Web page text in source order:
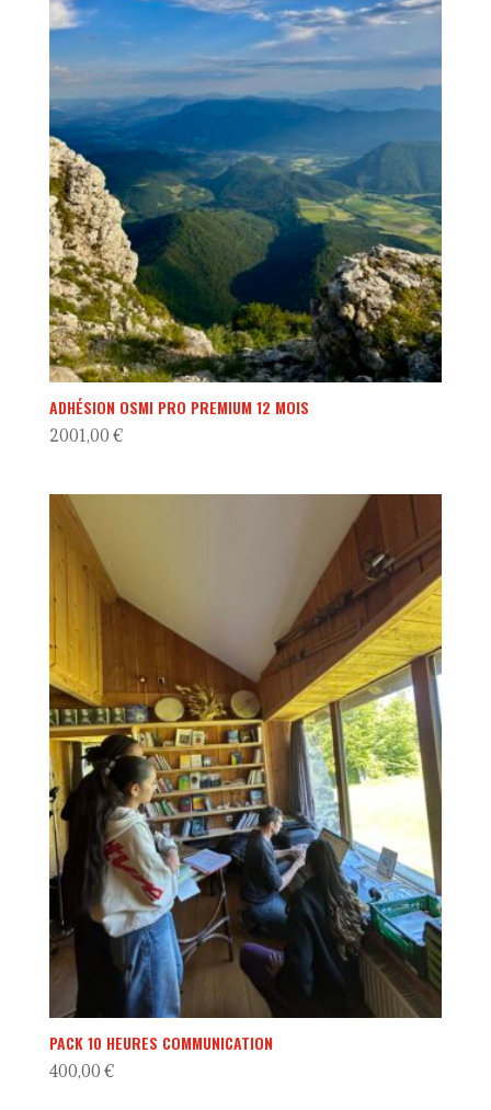
ADHÉSION OSMI PRO PREMIUM 12 MOIS
2001,00 €
PACK 10 HEURES COMMUNICATION
400,00 €